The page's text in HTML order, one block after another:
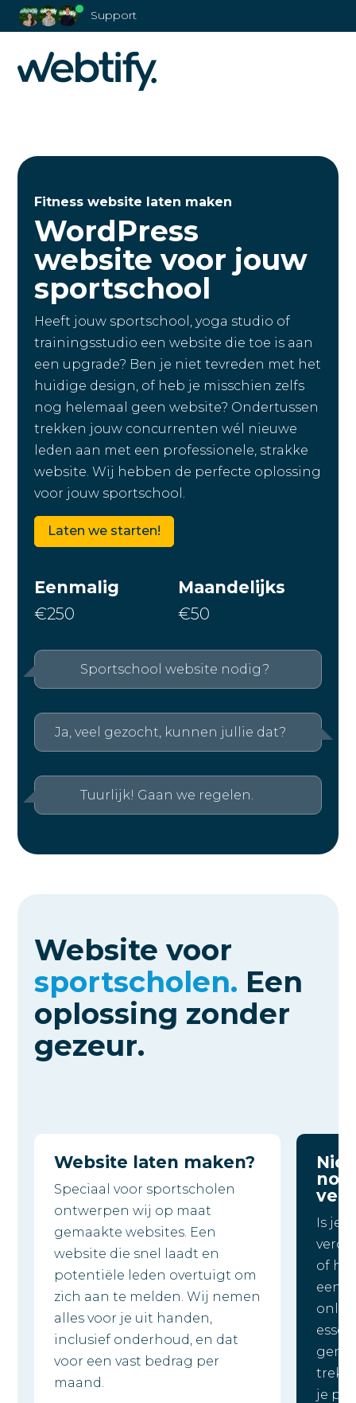
Support
Fitness website laten maken
WordPress
website voor jouw
sportschool
Heeft jouw sportschool, yoga studio of
trainingsstudio een website die toe is aan
een upgrade? Ben je niet tevreden met het
huidige design, of heb je misschien zelfs
nog helemaal geen website? Ondertussen
trekken jouw concurrenten wél nieuwe
leden aan met een professionele, strakke
website. Wij hebben de perfecte oplossing
voor jouw sportschool.
Laten we starten!
Eenmalig
€250
Maandelijks
€50
Sportschool website nodig?
Ja, veel gezocht, kunnen jullie dat?
Tuurlijk! Gaan we regelen.
Website voor
sportscholen. Een
oplossing zonder
gezeur.
Website laten maken?
Speciaal voor sportscholen
ontwerpen wij op maat
gemaakte websites. Een
website die snel laadt en
potentiële leden overtuigt om
zich aan te melden. Wij nemen
alles voor je uit handen,
inclusief onderhoud, en dat
voor een vast bedrag per
maand.
Is je
of
een
trek
je